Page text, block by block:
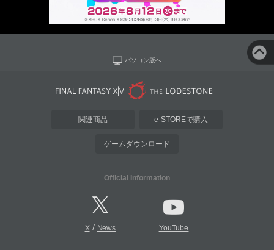
パソコン版へ
関連商品 e-STOREで購入
ゲームダウンロード
Official Information
X/ News YouTube